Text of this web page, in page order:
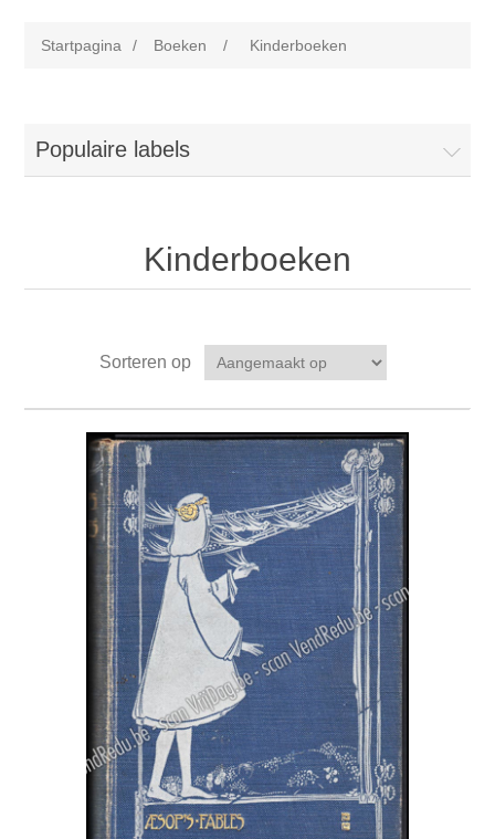
Startpagina / Boeken / Kinderboeken
Populaire labels
Kinderboeken
Sorteren op